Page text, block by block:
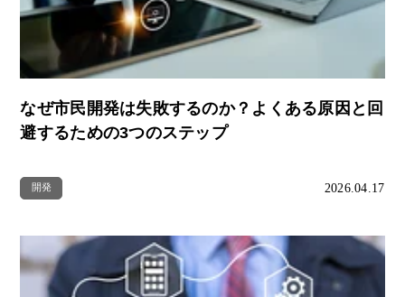
なぜ市民開発は失敗するのか？よくある原因と回
避するための3つのステップ
開発 2026.04.17